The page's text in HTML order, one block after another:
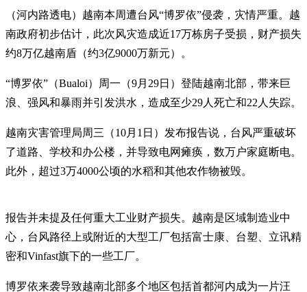
（河内路透电）越南本周遭台风“博罗依”侵袭，灾情严重。越
南政府初步估计，此次风灾造成近17万栋房子受损，财产损失
约8万亿越南盾（约3亿9000万新元）。
“博罗依”（Bualoi）周一（9月29日）登陆越南北部，带来巨
浪、强风和暴雨并引发洪水，造成至少29人死亡和22人失踪。
越南灾害管理局周三（10月1日）发布报告说，台风严重破坏
了道路、学校和办公楼，并导致电网瘫痪，数万户家庭断电。
此外，超过3万4000公顷的水稻和其他农作物被毁。
报告并未提及任何重大工业财产损失。越南是区域制造业中
心，台风路径上或附近的大型工厂包括富士康、台塑、立讯精
密和Vinfast旗下的一些工厂。
博罗依来袭导致越南北部多个地区包括首都河内成为一片汪